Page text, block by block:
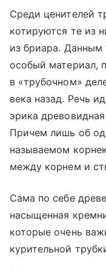
Среди ценителей
котируются те из
из бриара. Данным
особый материал,
в «трубочном»
века назад. Речь
эрика
Причем лишь об
называемом
между корнем и
Сама по себе
насыщенная
которые очень
курительной